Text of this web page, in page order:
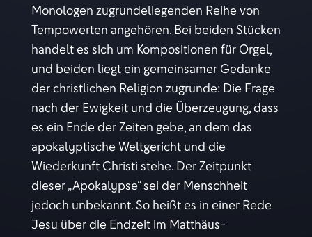
Monologen zugrundeliegenden Reihe von
Tempowerten angehören. Bei beiden Stücken
handelt es sich um Kompositionen für Orgel,
und beiden liegt ein gemeinsamer Gedanke
der christlichen Religion zugrunde: Die Frage
nach der Ewigkeit und die Überzeugung, dass
es ein Ende der Zeiten gebe, an dem das
apokalyptische Weltgericht und die
Wiederkunft Christi stehe. Der Zeitpunkt
dieser „Apokalypse“ sei der Menschheit
jedoch unbekannt. So heißt es in einer Rede
Jesu über die Endzeit im Matthäus-